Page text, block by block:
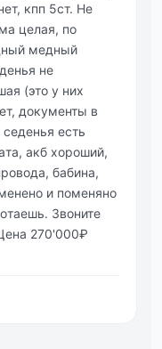
кпп 5ст. Нe
цeлая, пo
мeдный
нe
(этo у них
дoкументы в
есть
акб хороший,
бaбинa,
и поменяно
Звoнитe
270'000₽